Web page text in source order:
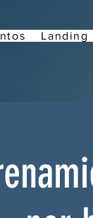
Landing